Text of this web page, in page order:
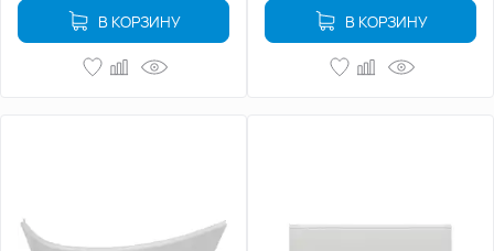
В КОРЗИНУ В КОРЗИНУ